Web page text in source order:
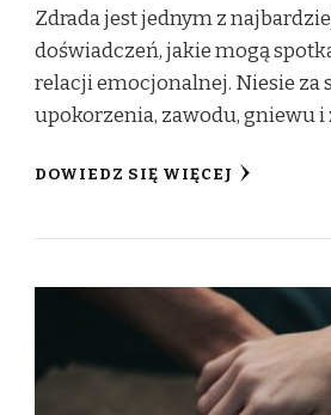
Zdrada jest jednym z
doświadczeń, jakie mogą
relacji emocjonalnej. Niesie za
upokorzenia, zawodu, gniewu i
DOWIEDZ SIĘ WIĘCEJ